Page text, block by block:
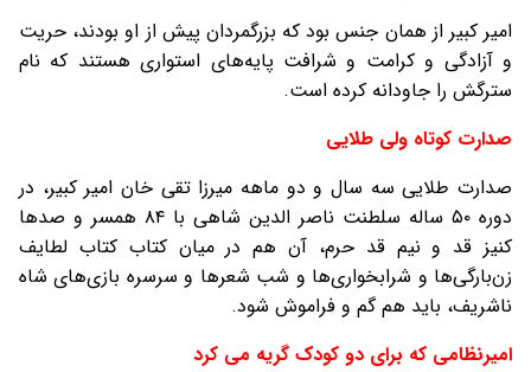
امير کبير از همان جنس بود که بزرگمردان پيش از او بودند، حريت
و آزادگی و کرامت و شرافت پايه‌های استواری هستند که نام
سترگش را جاودانه کرده است.
صدارت کوتاه ولی طلایی
صدارت طلایی سه سال و دو ماهه ميرزا تقی خان امير کبير، در
دوره ۵۰ ساله سلطنت ناصر الدين شاهی با ۸۴ همسر و صدها
کنیز قد و نیم قد حرم، آن هم در ميان کتاب کتاب لطايف
زن‌بارگی‌ها و شرابخواری‌ها و شب شعرها و سرسره بازی‌های شاه
ناشریف، باید هم گم و فراموش شود.
امیرنظامی که برای دو کودک گریه می کرد